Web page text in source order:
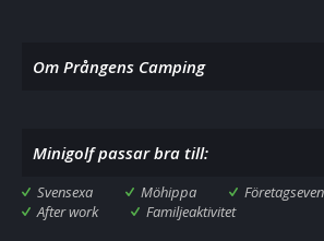
Om Prångens Camping
Minigolf passar bra till:
Svensexa Möhippa
After work
Familjeaktivitet